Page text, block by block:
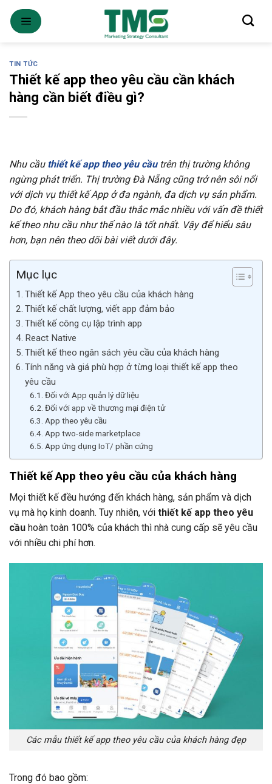
Skip
content
TIN TỨC
Thiết kế app theo yêu cầu cần khách
hàng cần biết điều gì?
Nhu cầu thiết kế app theo yêu cầutrên thị trường không
ngừng phát triển. Thị trường Đà Nẵng cũng trở nên sôi nổi
với dịch vụ thiết kế App ở đa ngành, đa dịch vụ sản phẩm.
Do đó, khách hàng bắt đầu thắc mắc nhiều với vấn đề thiết
kế theo nhu cầu như thế nào là tốt nhất. Vậy để hiểu sâu
hơn, bạn nên theo dõi bài viết dưới đây.
Mục lục
Thiết kế App theo yêu cầu của khách hàng
Thiết kế chất lượng, viết app đảm bảo
Thiết kế công cụ lập trình app
React Native
Thiết kế theo ngân sách yêu cầu của khách hàng
Tính năng và giá phù hợp ở từng loại thiết kế app theo
yêu cầu
Đối với App quản lý dữ liệu
Đối với app về thương mại điện tử
App theo yêu cầu
App two-side marketplace
App ứng dụng IoT/ phần cứng
Thiết kế App theo yêu cầu của khách hàng
Mọi thiết kế đều hướng đến khách hàng, sản phẩm và dịch
vụ mà họ kinh doanh. Tuy nhiên, với thiết kế app theo yêu
cầu hoàn toàn 100% của khách thì nhà cung cấp sẽ yêu cầu
với nhiều chi phí hơn.
Các mẫu thiết kế app theo yêu cầu của khách hàng đẹp
Trong đó bao gồm: